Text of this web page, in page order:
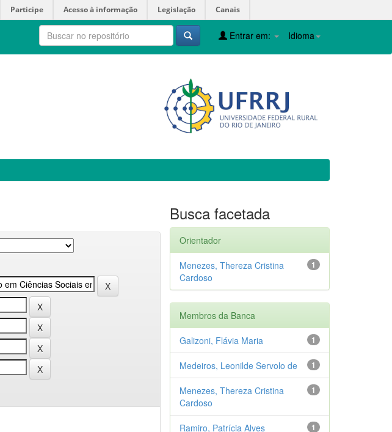
Participe Acesso à informação Legislação Canais
Idioma
Entrar em:
Busca facetada
Orientador
1
Menezes, Thereza Cristina
Cardoso
Membros da Banca
1
Galizoni, Flávia Maria
1
Medeiros, Leonilde Servolo de
1
Menezes, Thereza Cristina
Cardoso
1
Ramiro, Patrícia Alves